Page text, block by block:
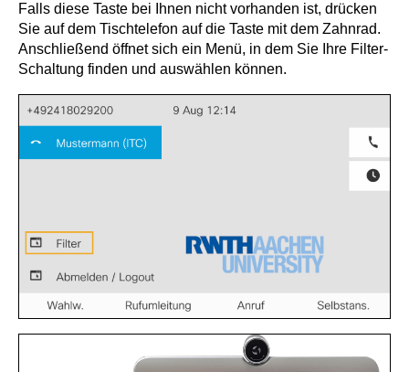
Falls diese Taste bei Ihnen nicht vorhanden ist, drücken
Sie auf dem Tischtelefon auf die Taste mit dem Zahnrad.
Anschließend öffnet sich ein Menü, in dem Sie Ihre Filter-
Schaltung finden und auswählen können.